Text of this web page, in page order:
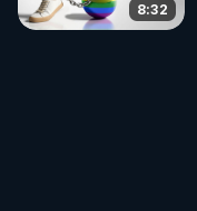
8:32